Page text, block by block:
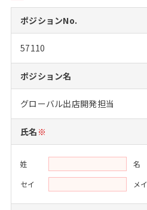
MBAからのFAQ
MBA留学生数の推移
インターン受入企業一覧
MBAを生かす求人特集
年齢と年収の相関図
よくある面接Q&A集
外資系／面接攻略のコツ
転職成功への4つの鍵
キャリアに効く一冊
注目企業インタビュー
キャリアフォーラム
プロ経営者の特別セミナー
Career Talk Live
採用情報
パブリシティ
ニュースリリース
ポジションNo.
57110
ポジション名
グローバル出店開発担当
氏名 ※
姓
名
セイ
メイ